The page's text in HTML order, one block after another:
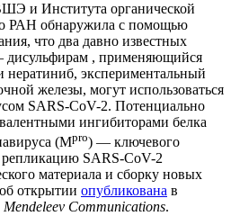
и Института органической
РАН обнаружила с помощью
что два давно известных
дисульфирам , применяющийся
нератиниб, экспериментальный
железы, могут использоваться
SARS-CoV-2. Потенциально
ингибиторами белка
(Mpro) — ключевого
репликацию SARS-CoV-2
материала и сборку новых
открытии опубликована в
Mendeleev Communications.